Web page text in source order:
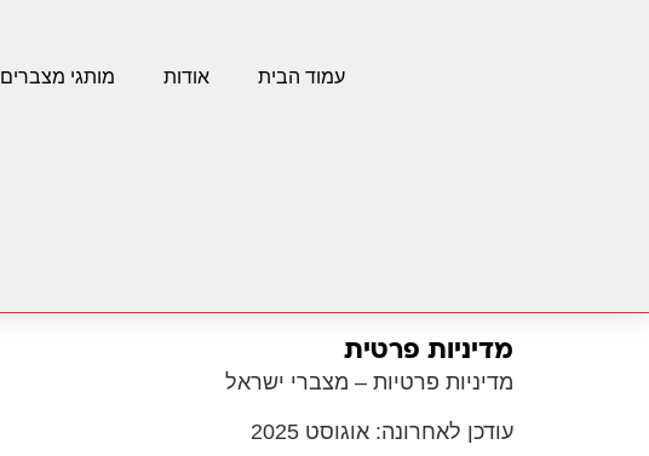
עמוד הבית אודות מותגי מצברים
מדיניות פרטית
מדיניות פרטיות – מצברי ישראל
עודכן לאחרונה: אוגוסט 2025